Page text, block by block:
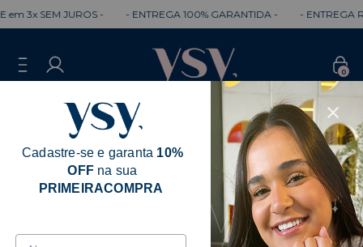
3x SEM JUROS - - ENTREGA 100% GARANTIDA - - ENTREGA
0
Erro - 404
Desculpe, mas a página que você está
procurando não existe.
Cadastre-se e garanta 10%
OFF na sua
PRIMEIRACOMPRA